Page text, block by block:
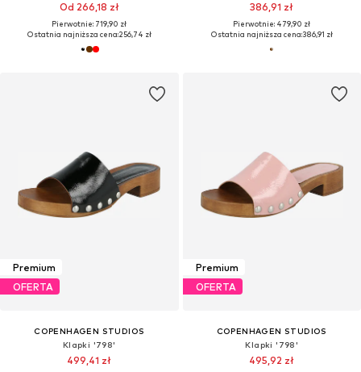
Od 266,18 zł
Pierwotnie: 719,90 zł
Ostatnia najniższa cena:256,74 zł
386,91 zł
Pierwotnie: 479,90 zł
Ostatnia najniższa cena:386,91 zł
Premium
OFERTA
COPENHAGEN STUDIOS
Klapki '798'
499,41 zł
Premium
OFERTA
COPENHAGEN STUDIOS
Klapki '798'
495,92 zł